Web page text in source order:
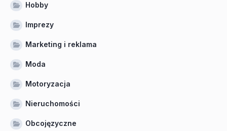
Hobby
Imprezy
Marketing i reklama
Moda
Motoryzacja
Nieruchomości
Obcojęzyczne